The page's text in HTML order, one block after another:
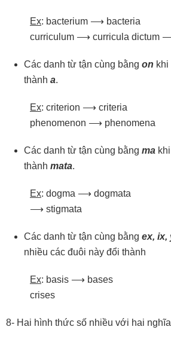
Ex: bacterium ⟶
curriculum ⟶ curricula dictum
Các danh từ tận cùng bằng on
thành a.
Ex: criterion ⟶
phenomenon ⟶ phenomena
Các danh từ tận cùng bằng ma
thành mata.
Ex: dogma ⟶
⟶ stigmata
Các danh từ tận cùng bằng ex, ix,
nhiều các đuôi này đổi thành
Ex: basis ⟶
crises
8- Hai hình thức số nhiều với hai